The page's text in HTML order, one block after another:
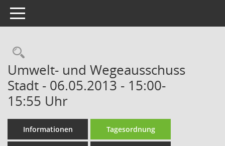
Toggle navigation
Rechercheauswahl
Umwelt- und Wegeausschuss
Stadt - 06.05.2013 - 15:00-
15:55 Uhr
Informationen Tagesordnung